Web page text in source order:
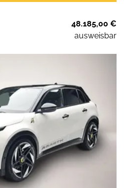
48.185,00 €
ausweisbar